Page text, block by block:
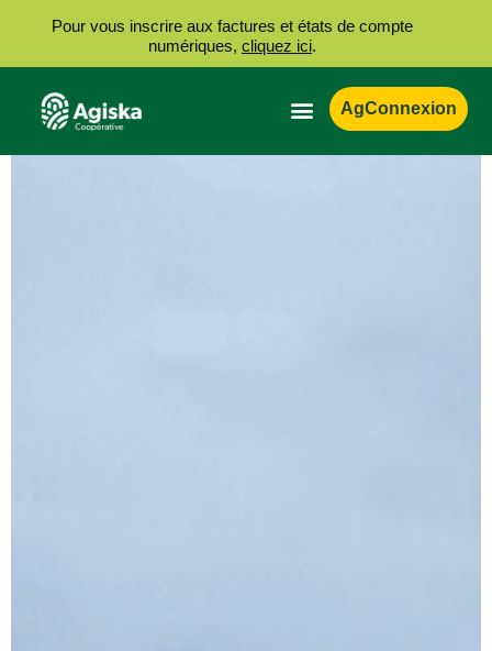
AgConnexion
Pour vous inscrire aux factures et états de compte
numériques, cliquez ici.